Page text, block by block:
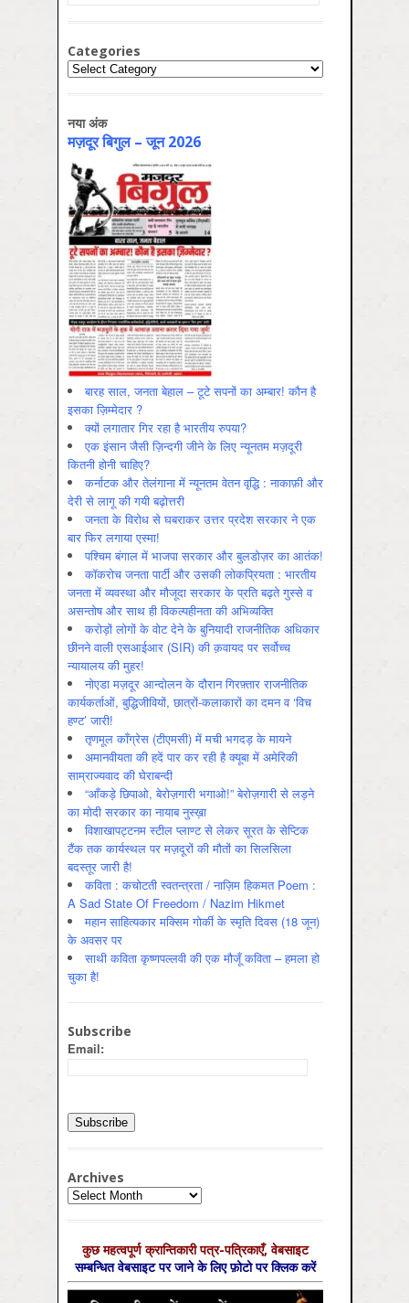
Categories
Categories
नया अंक
मज़दूर बिगुल – जून 2026
बारह साल, जनता बेहाल – टूटे सपनों का अम्बार! कौन है
इसका ज़िम्मेदार ?
क्यों लगातार गिर रहा है भारतीय रुपया?
एक इंसान जैसी ज़िन्दगी जीने के लिए न्यूनतम मज़दूरी
कितनी होनी चाहिए?
कर्नाटक और तेलंगाना में न्यूनतम वेतन वृद्धि : नाकाफ़ी और
देरी से लागू की गयी बढ़ोत्तरी
जनता के विरोध से घबराकर उत्तर प्रदेश सरकार ने एक
बार फिर लगाया एस्मा!
पश्चिम बंगाल में भाजपा सरकार और बुलडोज़र का आतंक!
कॉकरोच जनता पार्टी और उसकी लोकप्रियता : भारतीय
जनता में व्‍यवस्‍था और मौजूदा सरकार के प्रति बढ़ते गुस्‍से व
असन्‍तोष और साथ ही विकल्‍पहीनता की अभिव्‍यक्ति
करोड़ों लोगों के वोट देने के बुनियादी राजनीतिक अधिकार
छीनने वाली एसआईआर (SIR) की क़वायद पर सर्वोच्च
न्यायालय की मुहर!
नोएडा मज़दूर आन्दोलन के दौरान गिरफ़्तार राजनीतिक
कार्यकर्ताओं, बुद्धिजीवियों, छात्रों-कलाकारों का दमन व ‘विच
हण्ट’ जारी!
तृणमूल काँग्रेस (टीएमसी) में मची भगदड़ के मायने
अमानवीयता की हदें पार कर रही है क्यूबा में अमेरिकी
साम्राज्यवाद की घेराबन्दी
“आँकड़े छिपाओ, बेरोज़गारी भगाओ!” बेरोज़गारी से लड़ने
का मोदी सरकार का नायाब नुस्ख़ा
विशाखापट्टनम स्टील प्लाण्ट से लेकर सूरत के सेप्टिक
टैंक तक कार्यस्थल पर मज़दूरों की मौतों का सिलसिला
बदस्तूर जारी है!
कविता : कचोटती स्वतन्त्रता / नाज़िम हिकमत Poem :
A Sad State Of Freedom / Nazim Hikmet
महान साहित्यकार मक्सिम गोर्की के स्मृति दिवस (18 जून)
के अवसर पर
साथी कविता कृष्णपल्लवी की एक मौजूँ कविता – हमला हो
चुका है!
Subscribe
Email:
Archives
Archives
कुछ महत्‍वपूर्ण क्रान्तिकारी पत्र-पत्रिकाएँ, वेबसाइट
सम्‍बन्धित वेबसाइट पर जाने के लिए फ़ोटो पर क्लिक करें